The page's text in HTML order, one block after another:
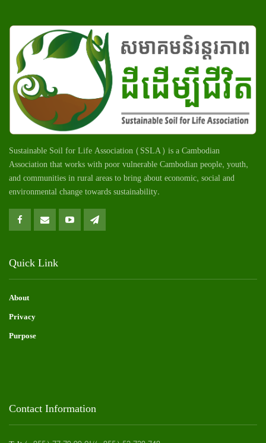
Sustainable Soil for Life Association (SSLA) is a Cambodian
Association that works with poor vulnerable Cambodianpeople, youth,
and communities in rural areas to bring about economic, social and
environmental change towards sustainability.
Quick Link
About
Privacy
Purpose
Contact Information